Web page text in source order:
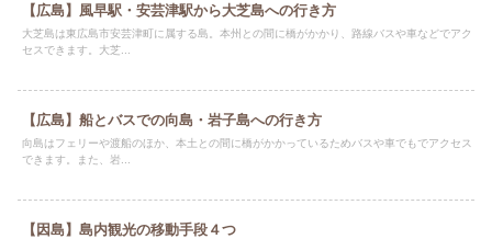
【広島】風早駅・安芸津駅から大芝島への行き方
大芝島は東広島市安芸津町に属する島。本州との間に橋がかかり、路線バスや車などでアク
セスできます。大芝...
【広島】船とバスでの向島・岩子島への行き方
向島はフェリーや渡船のほか、本土との間に橋がかかっているためバスや車でもでアクセス
できます。また、岩...
【因島】島内観光の移動手段４つ